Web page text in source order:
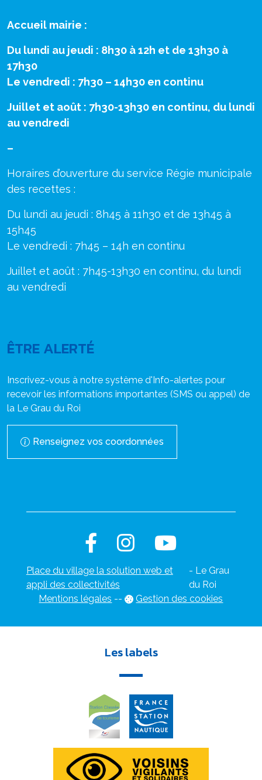
Accueil mairie :
Du lundi au jeudi : 8h30 à 12h et de 13h30 à
17h30
Le vendredi : 7h30 – 14h30 en continu
Juillet et août : 7h30-13h30 en continu, du lundi
au vendredi
–
Horaires d’ouverture du service Régie municipale
des recettes :
Du lundi au jeudi : 8h45 à 11h30 et de 13h45 à
15h45
Le vendredi : 7h45 – 14h en continu
Juillet et août : 7h45-13h30 en continu, du lundi
au vendredi
ÊTRE ALERTÉ
Inscrivez-vous à notre système d'Info-alertes pour
recevoir les informations importantes (SMS ou appel) de
la Le Grau du Roi
Renseignez vos coordonnées
Place du village la solution web et
appli des collectivités
- Le Grau
du Roi
Mentions légales -- Gestion des cookies
Les labels